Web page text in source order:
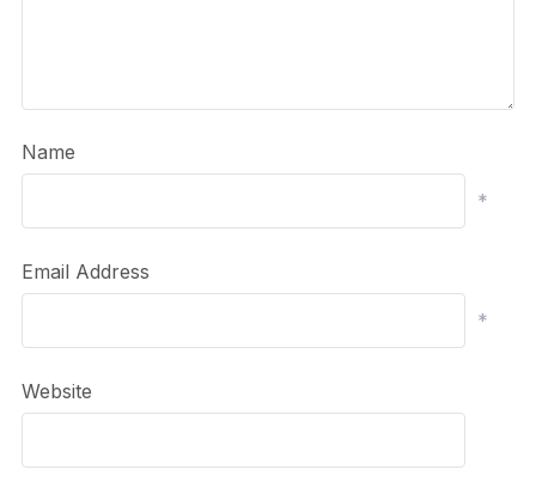
Name
*
Email Address
*
Website